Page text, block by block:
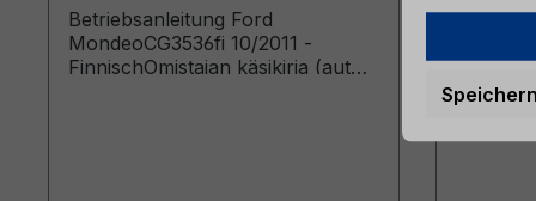
Betriebsanleitung Ford
MondeoCG3536fi 10/2011 -
FinnischOmistajan käsikirja (autot
Speichern